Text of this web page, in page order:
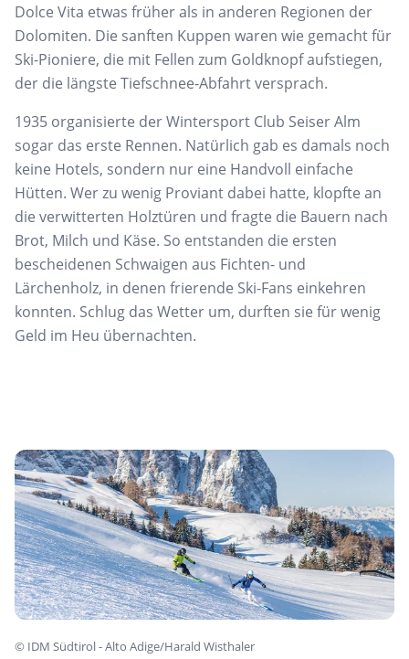
Dolce Vita etwas früher als in anderen Regionen der
Dolomiten. Die sanften Kuppen waren wie gemacht für
Ski-Pioniere, die mit Fellen zum Goldknopf aufstiegen,
der die längste Tiefschnee-Abfahrt versprach.
1935 organisierte der Wintersport Club Seiser Alm
sogar das erste Rennen. Natürlich gab es damals noch
keine Hotels, sondern nur eine Handvoll einfache
Hütten. Wer zu wenig Proviant dabei hatte, klopfte an
die verwitterten Holztüren und fragte die Bauern nach
Brot, Milch und Käse. So entstanden die ersten
bescheidenen Schwaigen aus Fichten- und
Lärchenholz, in denen frierende Ski-Fans einkehren
konnten. Schlug das Wetter um, durften sie für wenig
Geld im Heu übernachten.
© IDM Südtirol - Alto Adige/Harald Wisthaler